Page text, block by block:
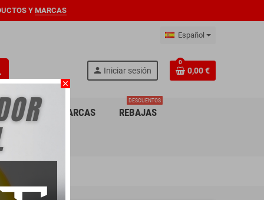
Y MARCAS
Español
person Iniciar sesión
0
0,00 €
NIÑO MARCAS REBAJAS
DESCUENTOS
close